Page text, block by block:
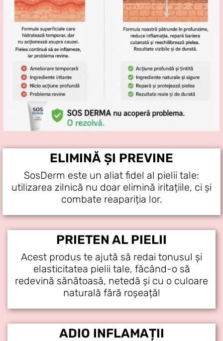
ELIMINĂ ȘI PREVINE
SosDerm este un aliat fidel al pielii tale:
utilizarea zilnică nu doar elimină iritațiile, ci și
combate reapariția lor.
PRIETEN AL PIELII
Acest produs te ajută să redai tonusul și
elasticitatea pielii tale, făcând-o să
redevină sănătoasă, netedă și cu o culoare
naturală fără roșeață!
ADIO INFLAMAȚII